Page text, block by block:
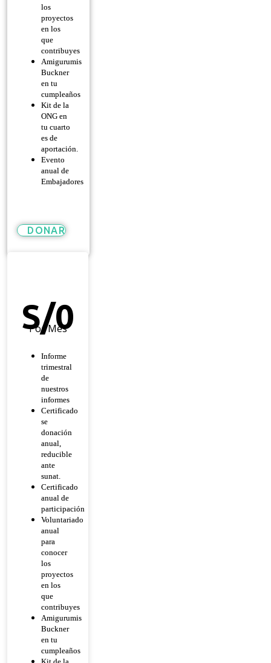
los
proyectos
en los
que
contribuyes
Amigurumis
Buckner
en tu
cumpleaños
Kit de la
ONG en
tu cuarto
es de
aportación.
Evento
anual de
Embajadores
DONAR
Esperanza
S/0
Por Mes
Informe
trimestral
de
nuestros
informes
Certificado
se
donación
anual,
reducible
ante
sunat.
Certificado
anual de
participación
Voluntariado
anual
para
conocer
los
proyectos
en los
que
contribuyes
Amigurumis
Buckner
en tu
cumpleaños